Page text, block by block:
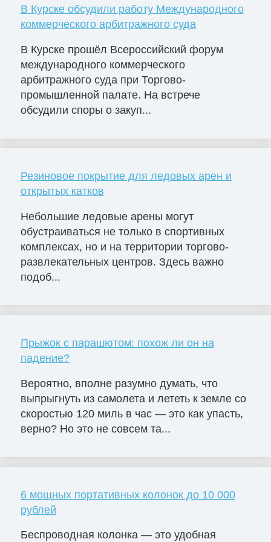
В Курске обсудили работу Международного
коммерческого арбитражного суда
В Курске прошёл Всероссийский форум
международного коммерческого
арбитражного суда при Торгово-
промышленной палате. На встрече
обсудили споры о закуп...
Резиновое покрытие для ледовых арен и
открытых катков
Небольшие ледовые арены могут
обустраиваться не только в спортивных
комплексах, но и на территории торгово-
развлекательных центров. Здесь важно
подоб...
Прыжок с парашютом: похож ли он на
падение?
Вероятно, вполне разумно думать, что
выпрыгнуть из самолета и лететь к земле со
скоростью 120 миль в час — это как упасть,
верно? Но это не совсем та...
6 мощных портативных колонок до 10 000
рублей
Беспроводная колонка — это удобная